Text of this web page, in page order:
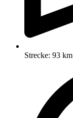
Strecke: 93 km